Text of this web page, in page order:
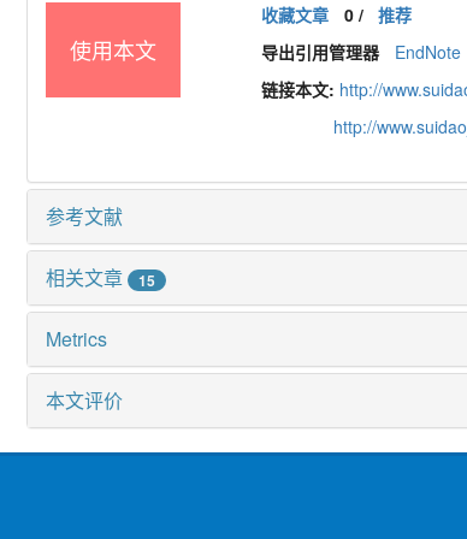
使用本文
收藏文章 0/ 推荐
导出引用管理器
EndNote
链接本文: http://
http://
参考文献
相关文章 15
Metrics
本文评价